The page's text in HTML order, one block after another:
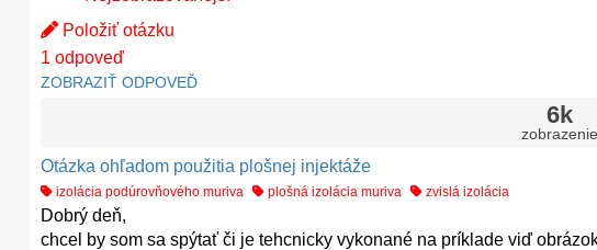
Položiť otázku
1 odpoveď
ZOBRAZIŤ ODPOVEĎ
6k
zobrazenie
Otázka ohľadom použitia plošnej injektáže
izolácia podúrovňového muriva plošná izolácia muriva zvislá izolácia
Dobrý deň,
chcel by som sa spýtať či je tehcnicky vykonané na príklade viď